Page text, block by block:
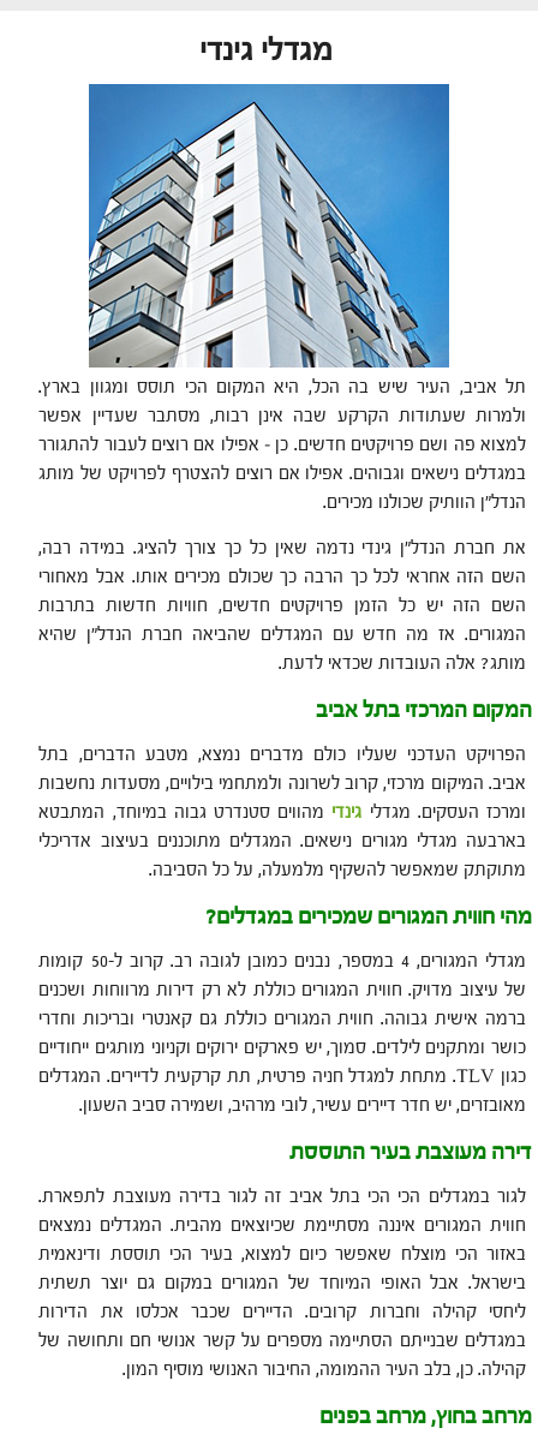
מגדלי גינדי
תל אביב, העיר שיש בה הכל, היא המקום הכי תוסס ומגוון בארץ.
ולמרות שעתודות הקרקע שבה אינן רבות, מסתבר שעדיין אפשר
למצוא פה ושם פרויקטים חדשים. כן – אפילו אם רוצים לעבור להתגורר
במגדלים נישאים וגבוהים. אפילו אם רוצים להצטרף לפרויקט של מותג
הנדל"ן הוותיק שכולנו מכירים.
את חברת הנדל"ן גינדי נדמה שאין כל כך צורך להציג. במידה רבה,
השם הזה אחראי לכל כך הרבה כך שכולם מכירים אותו. אבל מאחורי
השם הזה יש כל הזמן פרויקטים חדשים, חוויות חדשות בתרבות
המגורים. אז מה חדש עם המגדלים שהביאה חברת הנדל"ן שהיא
מותג? אלה העובדות שכדאי לדעת.
המקום המרכזי בתל אביב
הפרויקט העדכני שעליו כולם מדברים נמצא, מטבע הדברים, בתל
אביב. המיקום מרכזי, קרוב לשרונה ולמתחמי בילויים, מסעדות נחשבות
ומרכז העסקים. מגדלי גינדי מהווים סטנדרט גבוה במיוחד, המתבטא
בארבעה מגדלי מגורים נישאים. המגדלים מתוכננים בעיצוב אדריכלי
מתוקתק שמאפשר להשקיף מלמעלה, על כל הסביבה.
מהי חווית המגורים שמכירים במגדלים?
מגדלי המגורים, 4 במספר, נבנים כמובן לגובה רב. קרוב ל-50 קומות
של עיצוב מדויק. חווית המגורים כוללת לא רק דירות מרווחות ושכנים
ברמה אישית גבוהה. חווית המגורים כוללת גם קאנטרי ובריכות וחדרי
כושר ומתקנים לילדים. סמוך, יש פארקים ירוקים וקניוני מותגים ייחודיים
כגון TLV. מתחת למגדל חניה פרטית, תת קרקעית לדיירים. המגדלים
מאובזרים, יש חדר דיירים עשיר, לובי מרהיב, ושמירה סביב השעון.
דירה מעוצבת בעיר התוססת
לגור במגדלים הכי הכי בתל אביב זה לגור בדירה מעוצבת לתפארת.
חווית המגורים איננה מסתיימת שכיוצאים מהבית. המגדלים נמצאים
באזור הכי מוצלח שאפשר כיום למצוא, בעיר הכי תוססת ודינאמית
בישראל. אבל האופי המיוחד של המגורים במקום גם יוצר תשתית
ליחסי קהילה וחברות קרובים. הדיירים שכבר אכלסו את הדירות
במגדלים שבנייתם הסתיימה מספרים על קשר אנושי חם ותחושה של
קהילה. כן, בלב העיר ההמומה, החיבור האנושי מוסיף המון.
מרחב בחוץ, מרחב בפנים